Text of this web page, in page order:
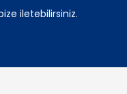
iletebilirsiniz.